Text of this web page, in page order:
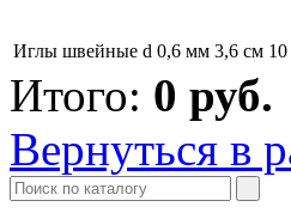
Иглы швейные d 0,6 мм 3,6 см 10
Итого: 0 руб.
Вернуться в